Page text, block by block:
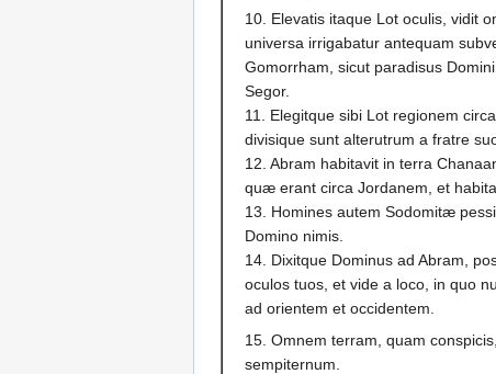
10. Elevatis itaque Lot oculis, vidit
universa irrigabatur antequam
Gomorrham, sicut paradisus
Segor.
11. Elegitque sibi Lot regionem
divisique sunt alterutrum a fratre
12. Abram habitavit in terra
quæ erant circa Jordanem, et
13. Homines autem Sodomitæ
Domino nimis.
14. Dixitque Dominus ad Abram,
oculos tuos, et vide a loco, in quo
ad orientem et occidentem.
15. Omnem terram, quam
sempiternum.